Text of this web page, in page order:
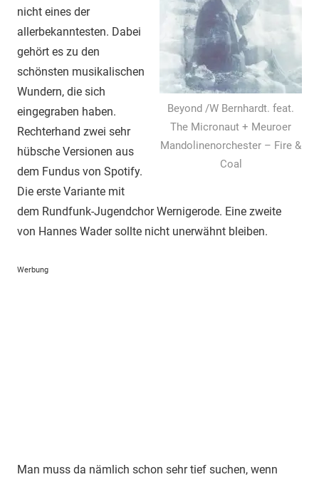
Beyond /W Bernhardt. feat.
The Micronaut + Meuroer
Mandolinenorchester – Fire &
Coal
nicht eines der
allerbekanntesten. Dabei
gehört es zu den
schönsten musikalischen
Wundern, die sich
eingegraben haben.
Rechterhand zwei sehr
hübsche Versionen aus
dem Fundus von Spotify.
Die erste Variante mit
dem Rundfunk-Jugendchor Wernigerode. Eine zweite
von Hannes Wader sollte nicht unerwähnt bleiben.
Werbung
Man muss da nämlich schon sehr tief suchen, wenn